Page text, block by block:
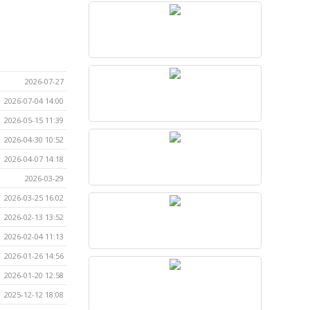
2026-07-27
2026-07-04 14:00
2026-05-15 11:39
2026-04-30 10:52
2026-04-07 14:18
2026-03-29
2026-03-25 16:02
2026-02-13 13:52
2026-02-04 11:13
2026-01-26 14:56
2026-01-20 12:58
2025-12-12 18:08